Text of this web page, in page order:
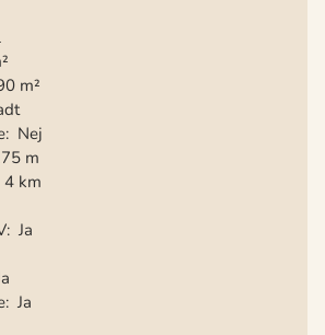
m²
Nej
m
4 km
Ja
Ja